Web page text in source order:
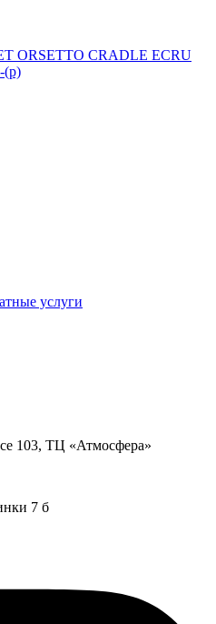
ORSETTO CRADLE ECRU
(р)
услуги
103, ТЦ «Атмосфера»
7 б